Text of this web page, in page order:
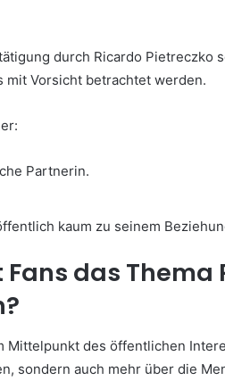
durch Ricardo Pietreczko
mit Vorsicht betrachtet werden.
Partnerin.
kaum zu seinem
das Thema
des öffentlichen
sondern auch mehr über die